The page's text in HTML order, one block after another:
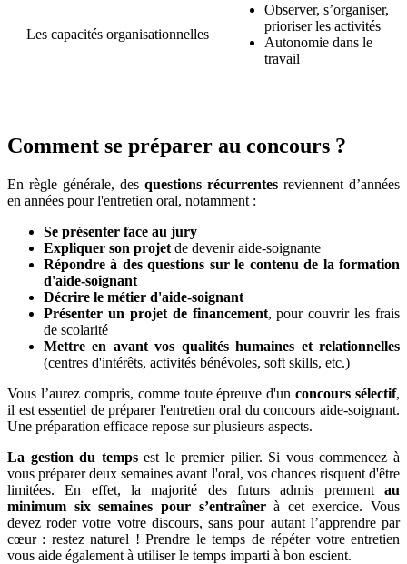
Les capacités organisationnelles
Observer, s’organiser,
prioriser les activités
Autonomie dans le
travail
Comment se préparer au concours ?
En règle générale, des questions récurrentes reviennent d’années
en années pour l'entretien oral, notamment :
Se présenter face au jury
Expliquer son projet de devenir aide-soignante
Répondre à des questions sur le contenu de la formation
d'aide-soignant
Décrire le métier d'aide-soignant
Présenter un projet de financement, pour couvrir les frais
de scolarité
Mettre en avant vos qualités humaines et relationnelles
(centres d'intérêts, activités bénévoles, soft skills, etc.)
Vous l’aurez compris, comme toute épreuve d'unconcours sélectif,
il est essentiel de préparer l'entretien oral du concours aide-soignant.
Une préparation efficace repose sur plusieurs aspects.
La gestion du tempsest le premier pilier. Si vous commencez à
vous préparer deux semaines avant l'oral, vos chances risquent d'être
limitées. En effet, la majorité des futurs admis prennent au
minimum six semaines pour s’entraînerà cet exercice. Vous
devez roder votre votre discours, sans pour autant l’apprendre par
cœur : restez naturel ! Prendre le temps de répéter votre entretien
vous aide également à utiliser le temps imparti à bon escient.